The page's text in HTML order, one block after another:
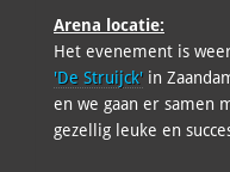
Arena locatie:
Het evenement is
'De Struijck' in
en we gaan er samen
gezellig leuke en